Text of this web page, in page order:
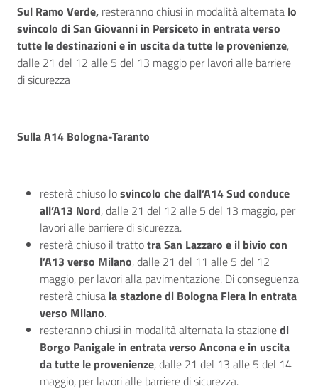
Sul Ramo Verde, resteranno chiusi in modalità alternata lo
svincolo di San Giovanni in Persiceto in entrata verso
tutte le destinazioni e in uscita da tutte le provenienze,
dalle 21 del 12 alle 5 del 13 maggio per lavori alle barriere
di sicurezza
Sulla A14 Bologna-Taranto
resterà chiuso losvincolo che dall’A14 Sud conduce
all’A13 Nord, dalle 21 del 12 alle 5 del 13 maggio, per
lavori alle barriere di sicurezza.
resterà chiuso il trattotra San Lazzaro e il bivio con
l’A13 verso Milano, dalle 21 del 11 alle 5 del 12
maggio, per lavori alla pavimentazione. Di conseguenza
resterà chiusa la stazione di Bologna Fiera in entrata
verso Milano.
resteranno chiusi in modalità alternata la stazionedi
Borgo Panigale in entrata verso Ancona e in uscita
da tutte le provenienze, dalle 21 del 13 alle 5 del 14
maggio, per lavori alle barriere di sicurezza.